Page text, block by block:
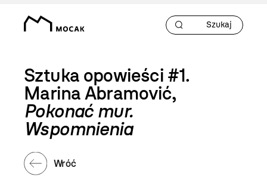
Sztuka opowieści #1.
Marina Abramović,
Pokonać mur.
Wspomnienia
Wróć